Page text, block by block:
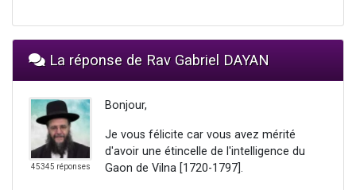
La réponse de Rav Gabriel DAYAN
45345 réponses
Bonjour,
Je vous félicite car vous avez mérité
d'avoir une étincelle de l'intelligence du
Gaon de Vilna [1720-1797].